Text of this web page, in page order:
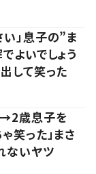
」息子の”ま
よいでしょう
して笑った
→2歳息子を
笑った」まさ
ないヤツ